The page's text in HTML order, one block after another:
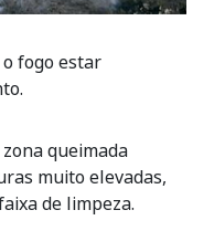
fogo estar
queimada
muito elevadas,
de limpeza.